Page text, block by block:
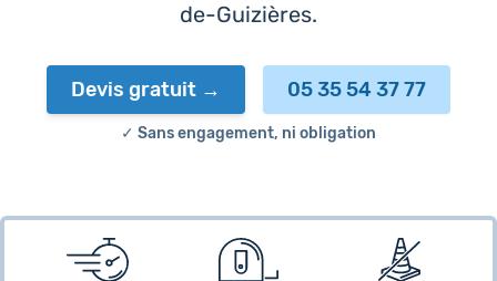
de-Guizières.
Devis gratuit 05 35 54 37 77
✓ Sans engagement, ni obligation